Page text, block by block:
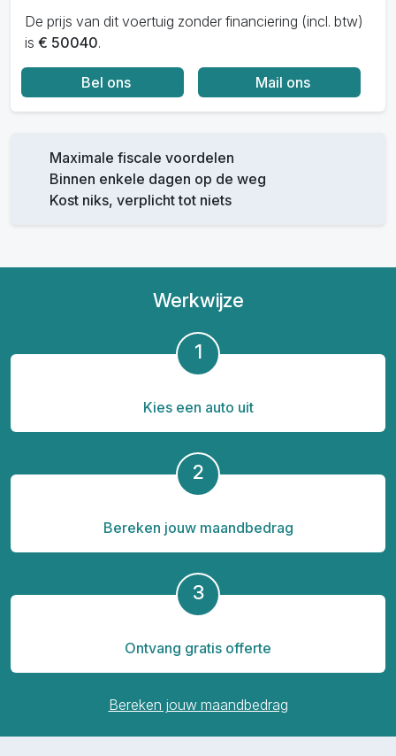
De prijs van dit voertuig zonder financiering (incl. btw)
is € 50040.
Bel ons Mail ons
Maximale fiscale voordelen
Binnen enkele dagen op de weg
Kost niks, verplicht tot niets
Werkwijze
1
Kies een auto uit
2
Bereken jouw maandbedrag
3
Ontvang gratis offerte
Bereken jouw maandbedrag